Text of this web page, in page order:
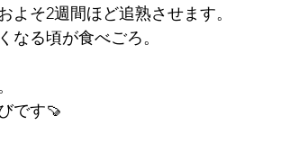
そ2週間ほど追熟させます。
なる頃が食べごろ。
です🍠